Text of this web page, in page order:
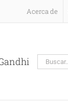
Acerca de
Buscar: